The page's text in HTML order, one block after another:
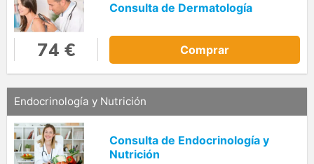
Consulta de Dermatología
74 € Comprar
Endocrinología y Nutrición
Consulta de Endocrinología y
Nutrición